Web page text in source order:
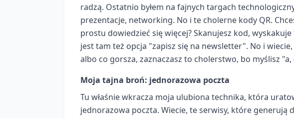
radzą. Ostatnio byłem na fajnych targach
prezentacje, networking. No i te cholerne kody QR.
prostu dowiedzieć się więcej? Skanujesz kod,
jest tam też opcja "zapisz się na newsletter". No i
albo co gorsza, zaznaczasz to cholerstwo, bo myślisz
Moja tajna broń: jednorazowa poczta
Tu właśnie wkracza moja ulubiona technika, która
jednorazowa poczta. Wiecie, te serwisy, które generują